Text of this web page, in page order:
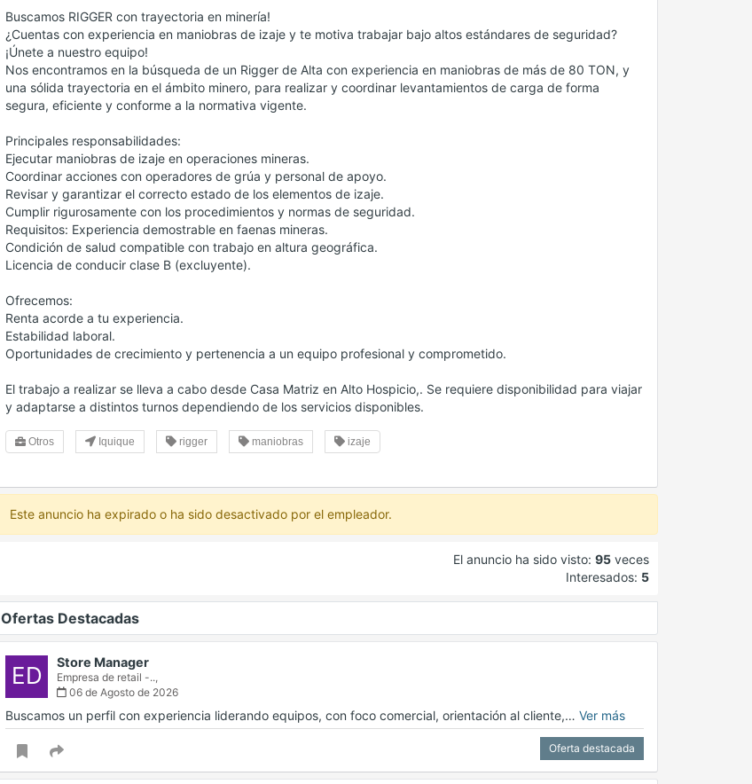
Buscamos RIGGER con trayectoria en minería!
¿Cuentas con experiencia en maniobras de izaje y te motiva trabajar bajo altos estándares de seguridad?
¡Únete a nuestro equipo!
Nos encontramos en la búsqueda de un Rigger de Alta con experiencia en maniobras de más de 80 TON, y
una sólida trayectoria en el ámbito minero, para realizar y coordinar levantamientos de carga de forma
segura, eficiente y conforme a la normativa vigente.
Principales responsabilidades:
Ejecutar maniobras de izaje en operaciones mineras.
Coordinar acciones con operadores de grúa y personal de apoyo.
Revisar y garantizar el correcto estado de los elementos de izaje.
Cumplir rigurosamente con los procedimientos y normas de seguridad.
Requisitos: Experiencia demostrable en faenas mineras.
Condición de salud compatible con trabajo en altura geográfica.
Licencia de conducir clase B (excluyente).
Ofrecemos:
Renta acorde a tu experiencia.
Estabilidad laboral.
Oportunidades de crecimiento y pertenencia a un equipo profesional y comprometido.
El trabajo a realizar se lleva a cabo desde Casa Matriz en Alto Hospicio,. Se requiere disponibilidad para viajar
y adaptarse a distintos turnos dependiendo de los servicios disponibles.
Otros Iquique rigger maniobras izaje
Este anuncio ha expirado o ha sido desactivado por el empleador.
El anuncio ha sido visto: 95 veces
Interesados: 5
Ofertas Destacadas
ED Store Manager
Empresa de retail -..,
06 de Agosto de 2026
Buscamos un perfil con experiencia liderando equipos, con foco comercial, orientación al cliente,… Ver más
Oferta destacada